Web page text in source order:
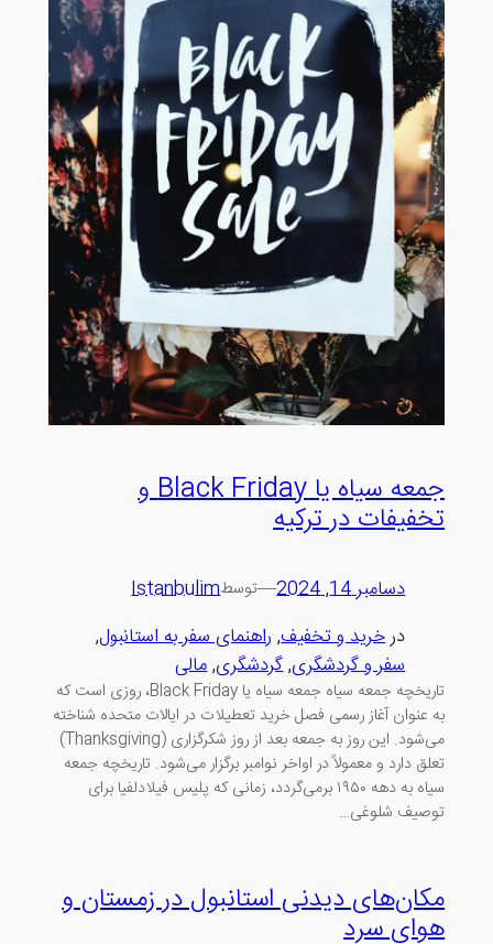
جمعه سیاه یا Black Friday و
تخفیفات در ترکیه
دسامبر 14, 2024 —توسطIstanbulim
درخرید و تخفیف, راهنمای سفر به استانبول,
سفر و گردشگری, گردشگری, مالی
تاریخچه جمعه سیاه جمعه سیاه یا Black Friday، روزی است که
به عنوان آغاز رسمی فصل خرید تعطیلات در ایالات متحده شناخته
می‌شود. این روز به جمعه بعد از روز شکرگزاری (Thanksgiving)
تعلق دارد و معمولاً در اواخر نوامبر برگزار می‌شود. تاریخچه جمعه
سیاه به دهه ۱۹۵۰ برمی‌گردد، زمانی که پلیس فیلادلفیا برای
توصیف شلوغی…
مکان‌های دیدنی استانبول در زمستان و
هوای سرد